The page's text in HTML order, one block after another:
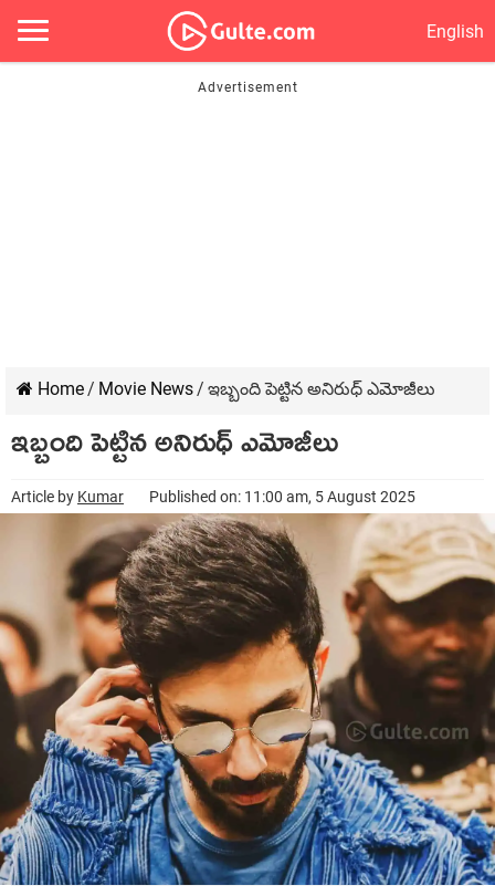
English
Home/ Movie News/ ఇబ్బంది పెట్టిన అనిరుధ్ ఎమోజీలు
ఇబ్బంది పెట్టిన అనిరుధ్ ఎమోజీలు
Article by Kumar Published on: 11:00 am, 5 August 2025